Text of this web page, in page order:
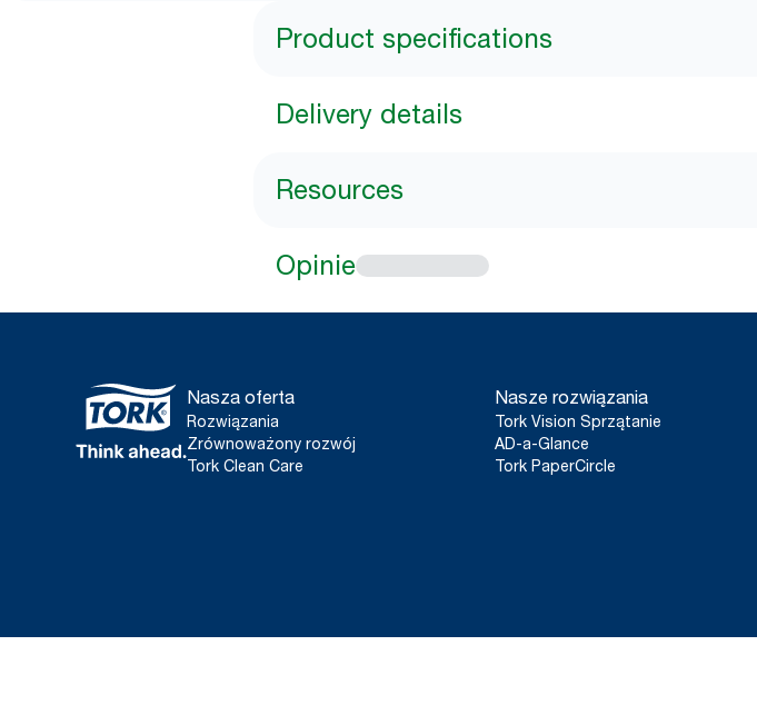
Product specifications
Delivery details
Resources
Opinie
Nasza oferta
Rozwiązania
Zrównoważony rozwój
Tork Clean Care
Nasze rozwiązania
Tork Vision Sprzątanie
AD-a-Glance
Tork PaperCircle